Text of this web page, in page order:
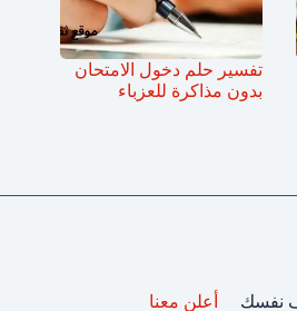
تفسير حلم دخول الامتحان
بدون مذاكرة للعزباء
نفسك أعلن معنا